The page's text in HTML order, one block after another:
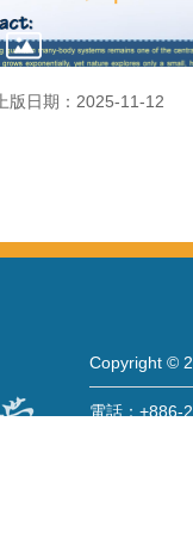
上版日期：2025-11-12
Copyright ©
電話：+886-